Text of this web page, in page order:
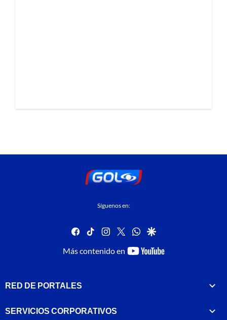
Síguenos en:
facebook
tiktok instagram
twitterwhatsapp
google
Más contenido en
youtube-
RED DE PORTALES
SERVICIOS CORPORATIVOS